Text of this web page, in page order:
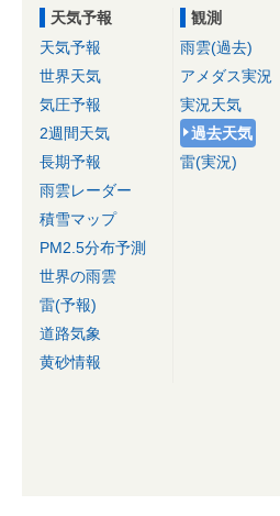
天気予報
天気予報
世界天気
気圧予報
2週間天気
長期予報
雨雲レーダー
積雪マップ
PM2.5分布予測
世界の雨雲
雷(予報)
道路気象
黄砂情報
観測
雨雲(過去)
アメダス実況
実況天気
過去天気
雷(実況)